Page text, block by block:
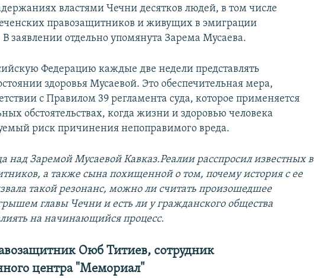
властями Чечни десятков людей, в том числе
правозащитников и живущих в эмиграции
заявлении отдельно упомянута Зарема Мусаева.
Федерацию каждые две недели представлять
здоровья Мусаевой. Это обеспечительная мера,
с Правилом 39 регламента суда, которое применяется
обстоятельствах, когда жизни и здоровью человека
риск причинения непоправимого вреда.
над Заремой Мусаевой Кавказ.Реалии расспросил известных в
а также сына похищенной о том, почему история с ее
такой резонанс, можно ли считать произошедшее
главы Чечни и есть ли у гражданского общества
на начинающийся процесс.
Оюб Титиев, сотрудник
центра "Мемориал"